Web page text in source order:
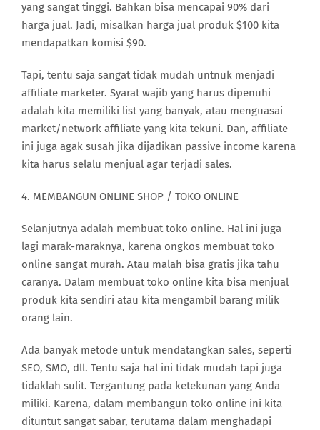
yang sangat tinggi. Bahkan bisa mencapai 90% dari
harga jual. Jadi, misalkan harga jual produk $100 kita
mendapatkan komisi $90.
Tapi, tentu saja sangat tidak mudah untnuk menjadi
affiliate marketer. Syarat wajib yang harus dipenuhi
adalah kita memiliki list yang banyak, atau menguasai
market/network affiliate yang kita tekuni. Dan, affiliate
ini juga agak susah jika dijadikan passive income karena
kita harus selalu menjual agar terjadi sales.
4. MEMBANGUN ONLINE SHOP / TOKO ONLINE
Selanjutnya adalah membuat toko online. Hal ini juga
lagi marak-maraknya, karena ongkos membuat toko
online sangat murah. Atau malah bisa gratis jika tahu
caranya. Dalam membuat toko online kita bisa menjual
produk kita sendiri atau kita mengambil barang milik
orang lain.
Ada banyak metode untuk mendatangkan sales, seperti
SEO, SMO, dll. Tentu saja hal ini tidak mudah tapi juga
tidaklah sulit. Tergantung pada ketekunan yang Anda
miliki. Karena, dalam membangun toko online ini kita
dituntut sangat sabar, terutama dalam menghadapi